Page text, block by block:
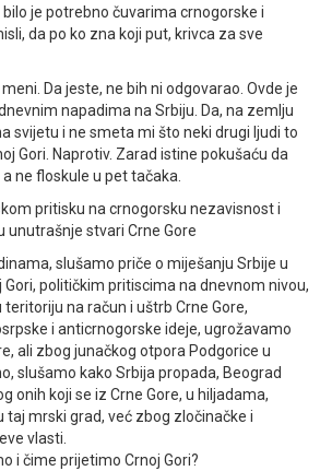
je potrebno čuvarima crnogorske i
da po ko zna koji put, krivca za sve
Da jeste, ne bih ni odgovarao. Ovde je
napadima na Srbiju. Da, na zemlju
svijetu i ne smeta mi što neki drugi ljudi to
Gori. Naprotiv. Zarad istine pokušaću da
ne floskule u pet tačaka.
pritisku na crnogorsku nezavisnost i
unutrašnje stvari Crne Gore
slušamo priče o miješanju Srbije u
Gori, političkim pritiscima na dnevnom nivou,
na račun i uštrb Crne Gore,
i anticrnogorske ideje, ugrožavamo
ali zbog junačkog otpora Podgorice u
slušamo kako Srbija propada, Beograd
onih koji se iz Crne Gore, u hiljadama,
taj mrski grad, već zbog zločinačke i
vlasti.
i čime prijetimo Crnoj Gori?